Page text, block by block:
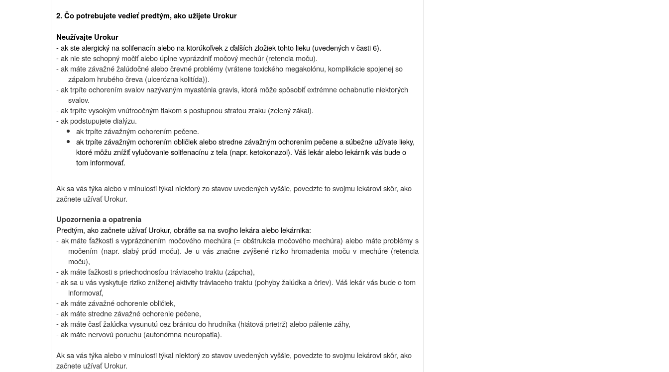
2. Čo potrebujete vedieť predtým, ako užijete Urokur
Neužívajte Urokur
- ak ste alergický na solifenacín alebo na ktorúkoľvek z ďalších zložiek tohto lieku (uvedených v časti 6).
- ak nie ste schopný močiť alebo úplne vyprázdniť močový mechúr (retencia moču).
- ak máte závažné žalúdočné alebo črevné problémy (vrátene toxického megakolónu, komplikácie spojenej so
zápalom hrubého čreva (ulcerózna kolitída)).
- ak trpíte ochorením svalov nazývaným myasténia gravis, ktorá môže spôsobiť extrémne ochabnutie niektorých
svalov.
- ak trpíte vysokým vnútroočným tlakom s postupnou stratou zraku (zelený zákal).
- ak podstupujete dialýzu.
ak trpíte závažným ochorením pečene.
ak trpíte závažným ochorením obličiek alebo stredne závažným ochorením pečene a súbežne užívate lieky,
ktoré môžu znížiť vylučovanie solifenacínu z tela (napr. ketokonazol). Váš lekár alebo lekárnik vás bude o
tom informovať.
Ak sa vás týka alebo v minulosti týkal niektorý zo stavov uvedených vyššie, povedzte to svojmu lekárovi skôr, ako
začnete užívať Urokur.
Upozornenia a opatrenia
Predtým, ako začnete užívať Urokur, obráťte sa na svojho lekára alebo lekárnika:
- ak máte ťažkosti s vyprázdnením močového mechúra (= obštrukcia močového mechúra) alebo máte problémy s
močením (napr. slabý prúd moču). Je u vás značne zvýšené riziko hromadenia moču v mechúre (retencia
moču),
- ak máte ťažkosti s priechodnosťou tráviaceho traktu (zápcha),
- ak sa u vás vyskytuje riziko zníženej aktivity tráviaceho traktu (pohyby žalúdka a čriev). Váš lekár vás bude o tom
informovať,
- ak máte závažné ochorenie obličiek,
- ak máte stredne závažné ochorenie pečene,
- ak máte časť žalúdka vysunutú cez bránicu do hrudníka (hiátová prietrž) alebo pálenie záhy,
- ak máte nervovú poruchu (autonómna neuropatia).
Ak sa vás týka alebo v minulosti týkal niektorý zo stavov uvedených vyššie, povedzte to svojmu lekárovi skôr, ako
začnete užívať Urokur.